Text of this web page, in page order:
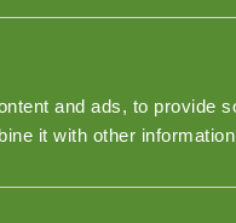
and ads, to provide
it with other